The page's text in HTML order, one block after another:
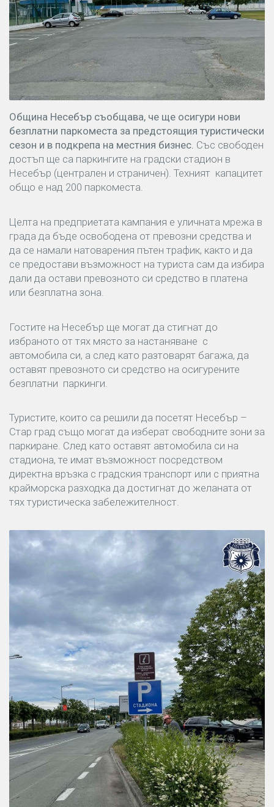
Община Несебър съобщава, че ще осигури нови
безплатни паркоместа за предстоящия туристически
сезон и в подкрепа на местния бизнес. Със свободен
достъп ще са паркингите на градски стадион в
Несебър (централен и страничен). Техният капацитет
общо е над 200 паркоместа.
Целта на предприетата кампания е уличната мрежа в
града да бъде освободена от превозни средства и
да се намали натоварения пътен трафик, както и да
се предостави възможност на туриста сам да избира
дали да остави превозното си средство в платена
или безплатна зона.
Гостите на Несебър ще могат да стигнат до
избраното от тях място за настаняване с
автомобила си, а след като разтоварят багажа, да
оставят превозното си средство на осигурените
безплатни паркинги.
Туристите, които са решили да посетят Несебър –
Стар град също могат да изберат свободните зони за
паркиране. След като оставят автомобила си на
стадиона, те имат възможност посредством
директна връзка с градския транспорт или с приятна
крайморска разходка да достигнат до желаната от
тях туристическа забележителност.